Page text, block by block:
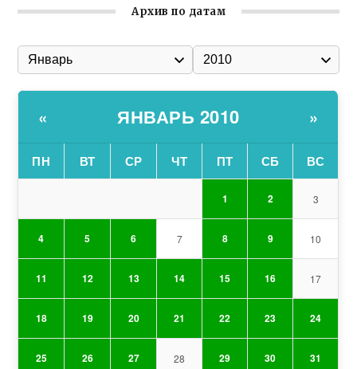
Архив по датам
« ЯНВАРЬ 2010 »
ПН ВТ СР ЧТ ПТ СБ ВС
1 2 3
4 5 6 7 8 9 10
11 12 13 14 15 16 17
18 19 20 21 22 23 24
25 26 27 28 29 30 31